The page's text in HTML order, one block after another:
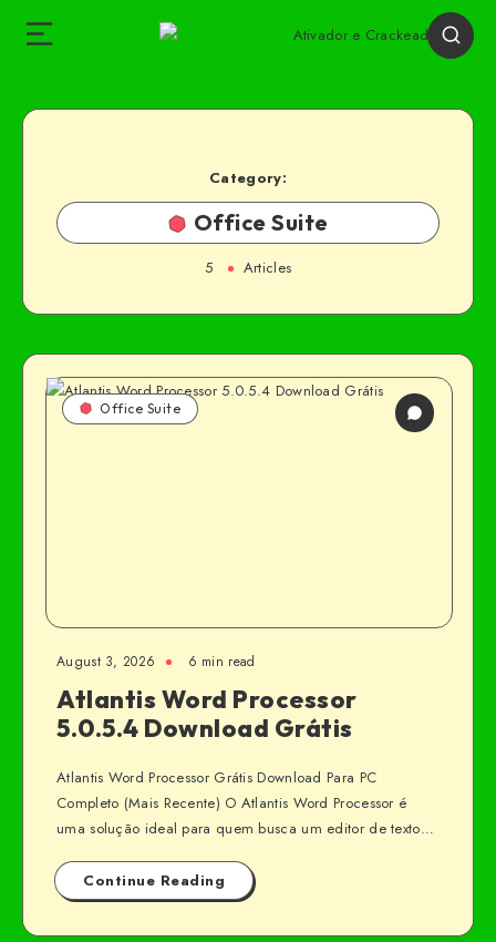
Category:
Office Suite
5 Articles
Office Suite
August 3, 2026 6 min read
Atlantis Word Processor
5.0.5.4 Download Grátis
Atlantis Word Processor Grátis Download Para PC
Completo (Mais Recente) O Atlantis Word Processor é
uma solução ideal para quem busca um editor de texto…
Continue Reading